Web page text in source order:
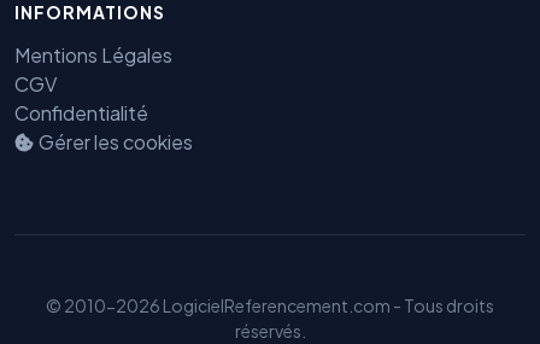
INFORMATIONS
Mentions Légales
CGV
Confidentialité
Gérer les cookies
© 2010-2026 LogicielReferencement.com - Tous droits
réservés.
GEO